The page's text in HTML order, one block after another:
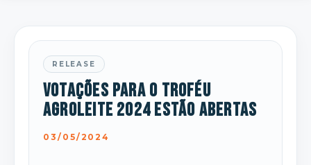
RELEASE
Votações para o Troféu
Agroleite 2024 estão abertas
03/05/2024